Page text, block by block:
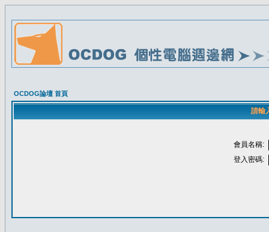
OCDOG論壇 首頁
請輸
會員名稱:
登入密碼: